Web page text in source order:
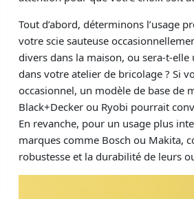
Tout d’abord, déterminons l’usage
votre scie sauteuse
divers dans la maison, ou sera-t-
dans votre atelier de bricolage ? Si
occasionnel, un modèle de base de
Black+Decker ou Ryobi pourrait
En revanche, pour un usage plus
marques comme Bosch ou Makita,
robustesse et la durabilité de leurs